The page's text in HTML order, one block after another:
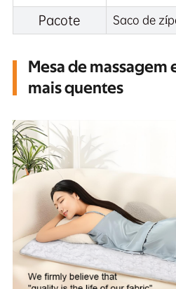
Pacote Saco de
Mesa de
mais quentes